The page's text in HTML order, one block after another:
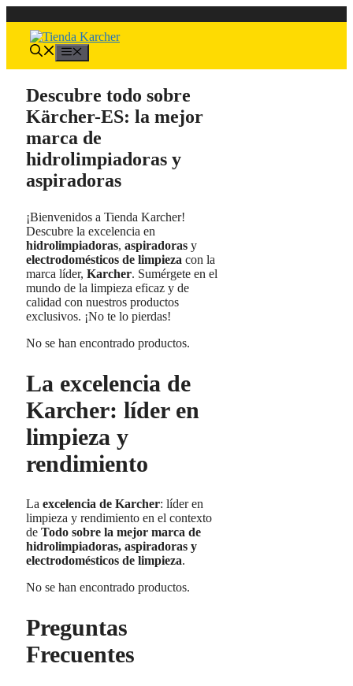
al
contenido
Descubre todo sobre
Kärcher-ES: la mejor
marca de
hidrolimpiadoras y
aspiradoras
¡Bienvenidos a Tienda Karcher!
Descubre la excelencia en
hidrolimpiadoras, aspiradoras y
electrodomésticos de limpieza con la
marca líder, Karcher. Sumérgete en el
mundo de la limpieza eficaz y de
calidad con nuestros productos
exclusivos. ¡No te lo pierdas!
No se han encontrado productos.
La excelencia de
Karcher: líder en
limpieza y
rendimiento
La excelencia de Karcher: líder en
limpieza y rendimiento en el contexto
de Todo sobre la mejor marca de
hidrolimpiadoras, aspiradoras y
electrodomésticos de limpieza.
No se han encontrado productos.
Preguntas
Frecuentes